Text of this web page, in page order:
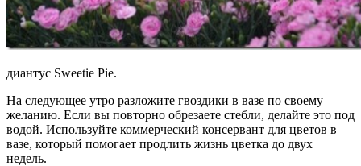
диантус Sweetie Pie.
На следующее утро разложите гвоздики в вазе по своему
желанию. Если вы повторно обрезаете стебли, делайте это под
водой. Используйте коммерческий консервант для цветов в
вазе, который помогает продлить жизнь цветка до двух
недель.